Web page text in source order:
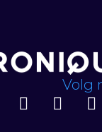
Volg